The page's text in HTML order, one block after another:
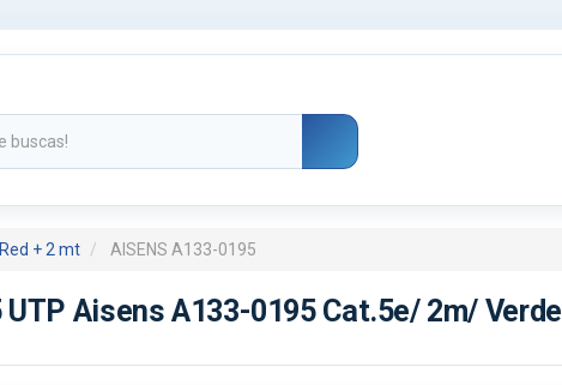
+ 2 mt AISENS A133-0195
UTP Aisens A133-0195 Cat.5e/ 2m/ Verde